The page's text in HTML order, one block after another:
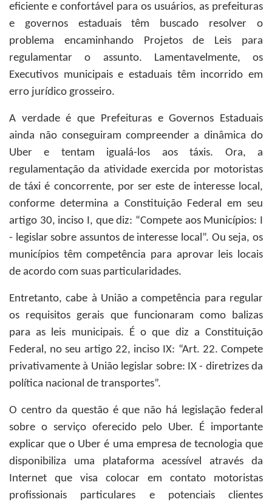
eficiente e confortável para os usuários, as prefeituras
e governos estaduais têm buscado resolver o
problema encaminhando Projetos de Leis para
regulamentar o assunto. Lamentavelmente, os
Executivos municipais e estaduais têm incorrido em
erro jurídico grosseiro.
A verdade é que Prefeituras e Governos Estaduais
ainda não conseguiram compreender a dinâmica do
Uber e tentam igualá-los aos táxis. Ora, a
regulamentação da atividade exercida por motoristas
de táxi é concorrente, por ser este de interesse local,
conforme determina a Constituição Federal em seu
artigo 30, inciso I, que diz: “Compete aos Municípios: I
- legislar sobre assuntos de interesse local”. Ou seja, os
municípios têm competência para aprovar leis locais
de acordo com suas particularidades.
Entretanto, cabe à União a competência para regular
os requisitos gerais que funcionaram como balizas
para as leis municipais. É o que diz a Constituição
Federal, no seu artigo 22, inciso IX: “Art. 22. Compete
privativamente à União legislar sobre: IX - diretrizes da
política nacional de transportes”.
O centro da questão é que não há legislação federal
sobre o serviço oferecido pelo Uber. É importante
explicar que o Uber é uma empresa de tecnologia que
disponibiliza uma plataforma acessível através da
Internet que visa colocar em contato motoristas
profissionais particulares e potenciais clientes